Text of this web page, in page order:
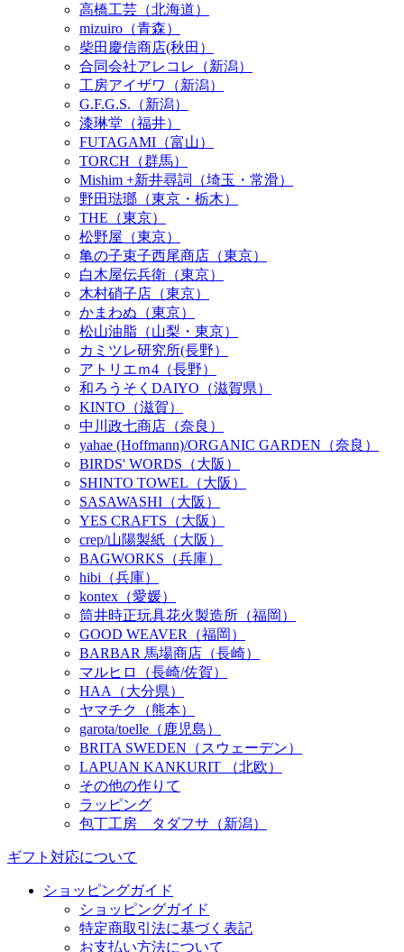
高橋工芸（北海道）
mizuiro（青森）
柴田慶信商店(秋田）
合同会社アレコレ（新潟）
工房アイザワ（新潟）
G.F.G.S.（新潟）
漆琳堂（福井）
FUTAGAMI（富山）
TORCH（群馬）
Mishim +新井尋詞（埼玉・常滑）
野田琺瑯（東京・栃木）
THE（東京）
松野屋（東京）
亀の子束子西尾商店（東京）
白木屋伝兵衛（東京）
木村硝子店（東京）
かまわぬ（東京）
松山油脂（山梨・東京）
カミツレ研究所(長野）
アトリエｍ4（長野）
和ろうそくDAIYO（滋賀県）
KINTO（滋賀）
中川政七商店（奈良）
yahae (Hoffmann)/ORGANIC GARDEN（奈良）
BIRDS' WORDS（大阪）
SHINTO TOWEL（大阪）
SASAWASHI（大阪）
YES CRAFTS（大阪）
crep/山陽製紙（大阪）
BAGWORKS（兵庫）
hibi（兵庫）
kontex（愛媛）
筒井時正玩具花火製造所（福岡）
GOOD WEAVER（福岡）
BARBAR 馬場商店（長崎）
マルヒロ（長崎/佐賀）
HAA（大分県）
ヤマチク（熊本）
garota/toelle（鹿児島）
BRITA SWEDEN（スウェーデン）
LAPUAN KANKURIT （北欧）
その他の作りて
ラッピング
包丁工房 タダフサ（新潟）
ギフト対応について
ショッピングガイド
ショッピングガイド
特定商取引法に基づく表記
お支払い方法について